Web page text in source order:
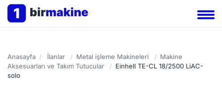
1 birmakine
Anasayfa / İlanlar / Metal işleme Makineleri / Makine
Aksesuarları ve Takım Tutucular
/ Einhell TE-CL 18/2500 LiAC-
solo